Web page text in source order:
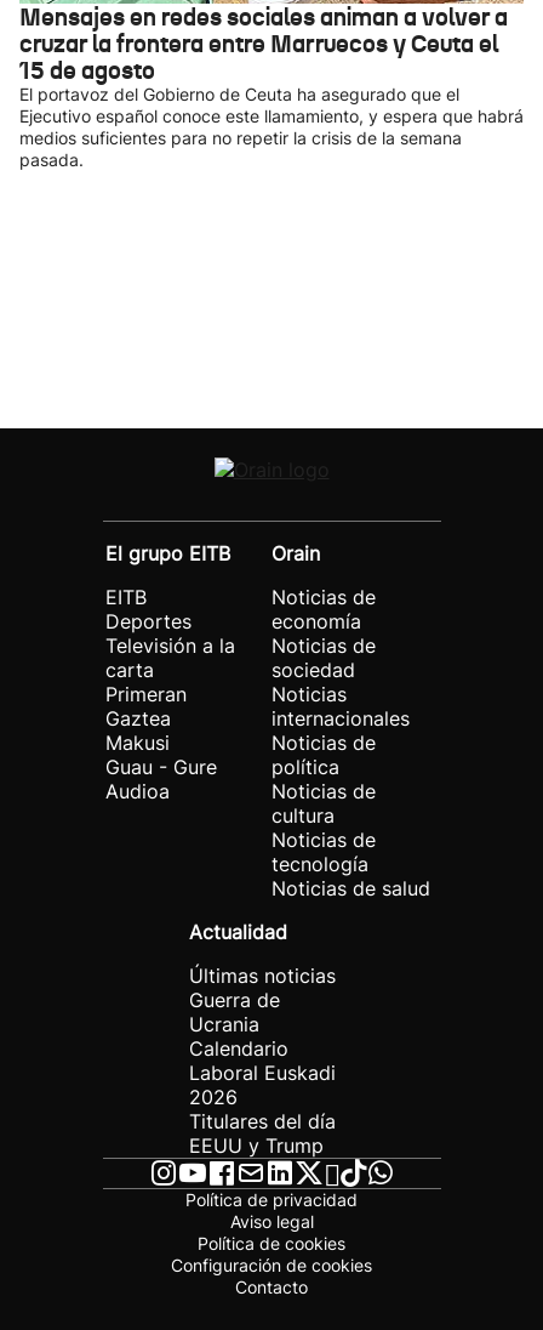
Mensajes en redes sociales animan a volver a
cruzar la frontera entre Marruecos y Ceuta el
15 de agosto
El portavoz del Gobierno de Ceuta ha asegurado que el
Ejecutivo español conoce este llamamiento, y espera que habrá
medios suficientes para no repetir la crisis de la semana
pasada.
El grupo EITB
EITB
Deportes
Televisión a la
carta
Primeran
Gaztea
Makusi
Guau - Gure
Audioa
Orain
Noticias de
economía
Noticias de
sociedad
Noticias
internacionales
Noticias de
política
Noticias de
cultura
Noticias de
tecnología
Noticias de salud
Actualidad
Últimas noticias
Guerra de
Ucrania
Calendario
Laboral Euskadi
2026
Titulares del día
EEUU y Trump
Política de privacidad
Aviso legal
Política de cookies
Configuración de cookies
Contacto